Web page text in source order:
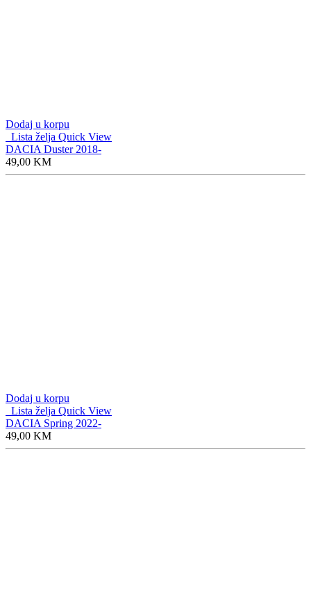
Dodaj u korpu
Lista želja Quick View
DACIA Duster 2018-
49,00 KM
Dodaj u korpu
Lista želja Quick View
DACIA Spring 2022-
49,00 KM